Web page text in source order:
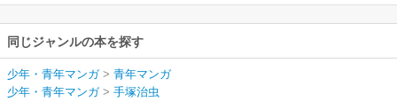
同じジャンルの本を探す
少年・青年マンガ> 青年マンガ
少年・青年マンガ> 手塚治虫